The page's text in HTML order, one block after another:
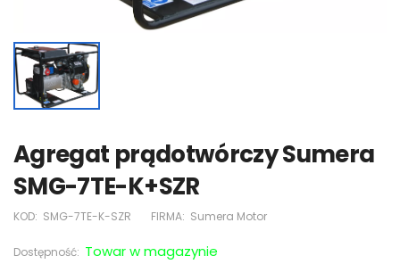
Agregat prądotwórczy Sumera
SMG-7TE-K+SZR
KOD: SMG-7TE-K-SZR FIRMA: Sumera Motor
Dostępność: Towar w magazynie